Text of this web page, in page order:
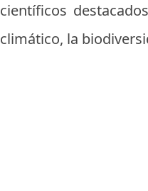
científicos
climático, la